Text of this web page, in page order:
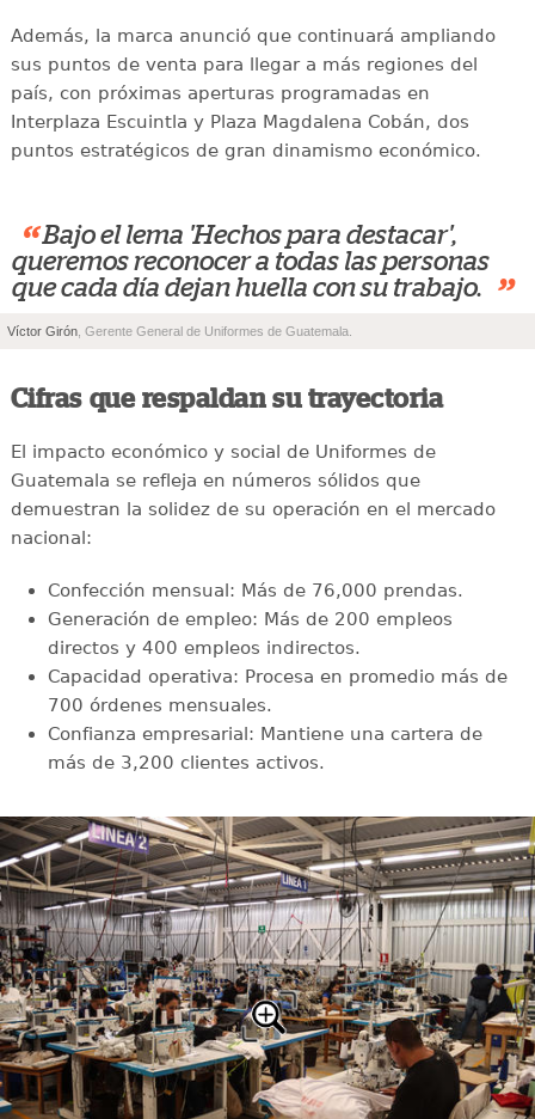
Además, la marca anunció que continuará ampliando
sus puntos de venta para llegar a más regiones del
país, con próximas aperturas programadas en
Interplaza Escuintla y Plaza Magdalena Cobán, dos
puntos estratégicos de gran dinamismo económico.
“ Bajo el lema 'Hechos para destacar',
queremos reconocer a todas las personas
que cada día dejan huella con su trabajo.
”
Víctor Girón , Gerente General de Uniformes de Guatemala.
Cifras que respaldan su trayectoria
El impacto económico y social de Uniformes de
Guatemala se refleja en números sólidos que
demuestran la solidez de su operación en el mercado
nacional:
Confección mensual: Más de 76,000 prendas.
Generación de empleo: Más de 200 empleos
directos y 400 empleos indirectos.
Capacidad operativa: Procesa en promedio más de
700 órdenes mensuales.
Confianza empresarial: Mantiene una cartera de
más de 3,200 clientes activos.